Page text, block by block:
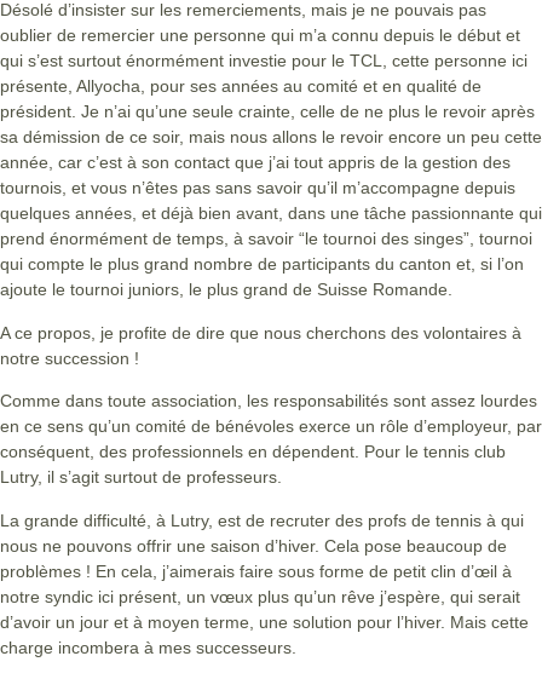
Désolé d’insister sur les remerciements, mais je ne pouvais pas
oublier de remercier une personne qui m’a connu depuis le début et
qui s’est surtout énormément investie pour le TCL, cette personne ici
présente, Allyocha, pour ses années au comité et en qualité de
président. Je n’ai qu’une seule crainte, celle de ne plus le revoir après
sa démission de ce soir, mais nous allons le revoir encore un peu cette
année, car c’est à son contact que j’ai tout appris de la gestion des
tournois, et vous n’êtes pas sans savoir qu’il m’accompagne depuis
quelques années, et déjà bien avant, dans une tâche passionnante qui
prend énormément de temps, à savoir “le tournoi des singes”, tournoi
qui compte le plus grand nombre de participants du canton et, si l’on
ajoute le tournoi juniors, le plus grand de Suisse Romande.
A ce propos, je profite de dire que nous cherchons des volontaires à
notre succession !
Comme dans toute association, les responsabilités sont assez lourdes
en ce sens qu’un comité de bénévoles exerce un rôle d’employeur, par
conséquent, des professionnels en dépendent. Pour le tennis club
Lutry, il s’agit surtout de professeurs.
La grande difficulté, à Lutry, est de recruter des profs de tennis à qui
nous ne pouvons offrir une saison d’hiver. Cela pose beaucoup de
problèmes ! En cela, j’aimerais faire sous forme de petit clin d’œil à
notre syndic ici présent, un vœux plus qu’un rêve j’espère, qui serait
d’avoir un jour et à moyen terme, une solution pour l’hiver. Mais cette
charge incombera à mes successeurs.